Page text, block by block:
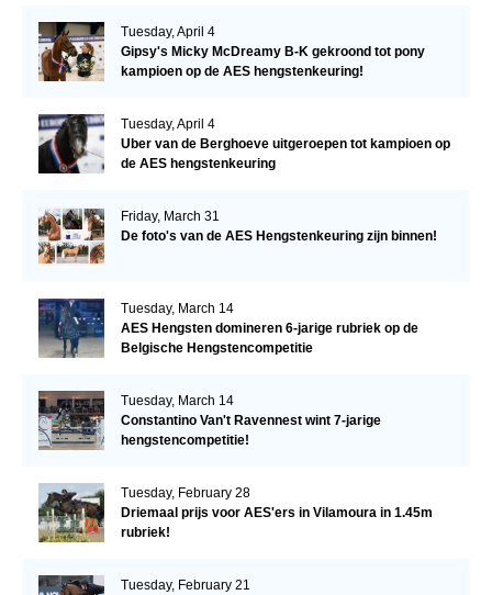
Tuesday, April 4
Gipsy's Micky McDreamy B-K gekroond tot pony
kampioen op de AES hengstenkeuring!
Tuesday, April 4
Uber van de Berghoeve uitgeroepen tot kampioen op
de AES hengstenkeuring
Friday, March 31
De foto's van de AES Hengstenkeuring zijn binnen!
Tuesday, March 14
AES Hengsten domineren 6-jarige rubriek op de
Belgische Hengstencompetitie
Tuesday, March 14
Constantino Van't Ravennest wint 7-jarige
hengstencompetitie!
Tuesday, February 28
Driemaal prijs voor AES'ers in Vilamoura in 1.45m
rubriek!
Tuesday, February 21